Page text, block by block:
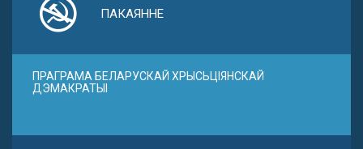
ПАКАЯННЕ
ПРАГРАМА БЕЛАРУСКАЙ ХРЫСЬЦІЯНСКАЙ
ДЭМАКРАТЫІ